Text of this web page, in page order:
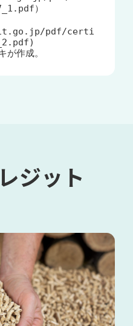
）
pdf/certi
が作成。
ジット